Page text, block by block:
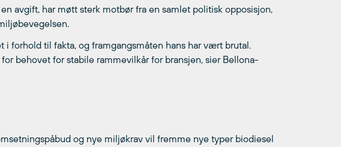
avgift, har møtt sterk motbør fra en samlet politisk opposisjon,
i forhold til fakta, og framgangsmåten hans har vært brutal.
behovet for stabile rammevilkår for bransjen, sier Bellona-
og nye miljøkrav vil fremme nye typer biodiesel